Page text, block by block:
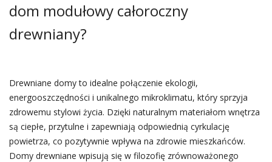
dom modułowy całoroczny
drewniany?
Drewniane domy to idealne połączenie ekologii,
energooszczędności i unikalnego mikroklimatu, który sprzyja
zdrowemu stylowi życia. Dzięki naturalnym materiałom wnętrza
są ciepłe, przytulne i zapewniają odpowiednią cyrkulację
powietrza, co pozytywnie wpływa na zdrowie mieszkańców.
Domy drewniane wpisują się w filozofię zrównoważonego